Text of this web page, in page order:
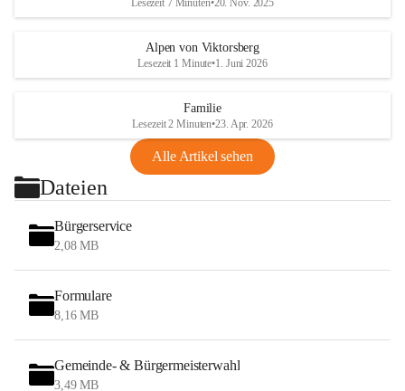
Lesezeit 7 Minuten•20. Nov. 2025
Alpen von Viktorsberg
Lesezeit 1 Minute•1. Juni 2026
Familie
Lesezeit 2 Minuten•23. Apr. 2026
Alle Artikel sehen
Dateien
Bürgerservice
2,08 MB
Formulare
8,16 MB
Gemeinde- & Bürgermeisterwahl
3,49 MB